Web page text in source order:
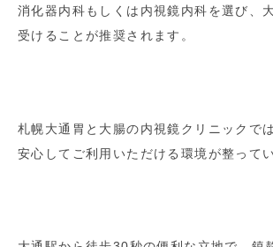
消化器内科もしくは内視鏡内科を選び、
受けることが推奨されます。
札幌大通胃と大腸の内視鏡クリニックで
安心してご利用いただける環境が整って